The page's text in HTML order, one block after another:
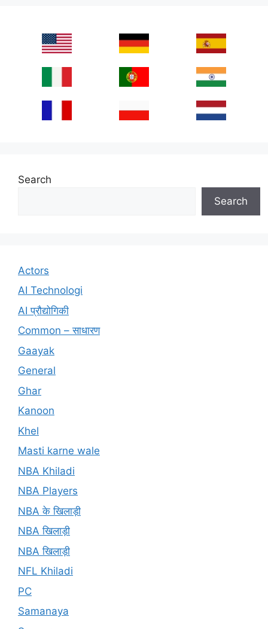
Search
Search
Actors
AI Technologi
AI प्रौद्योगिकी
Common – साधारण
Gaayak
General
Ghar
Kanoon
Khel
Masti karne wale
NBA Khiladi
NBA Players
NBA के खिलाड़ी
NBA खिलाड़ी
NBA खिलाड़ी
NFL Khiladi
PC
Samanaya